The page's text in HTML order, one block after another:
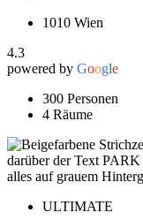
1010 Wien
4.3
powered by Google
300 Personen
4 Räume
ULTIMATE